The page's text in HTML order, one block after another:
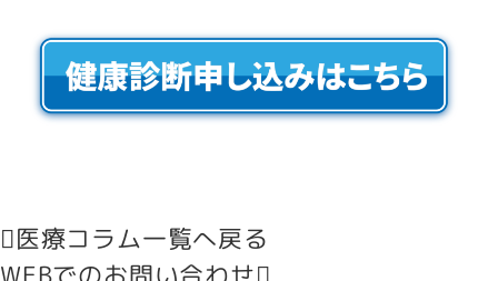
医療コラム一覧へ戻る